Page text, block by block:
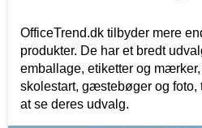
OfficeTrend.dk tilbyder mere
produkter. De har et bredt
emballage, etiketter og
skolestart, gæstebøger og foto,
at se deres udvalg.